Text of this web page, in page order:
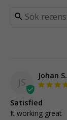
JS
Johan S.
Satisfied
It working great